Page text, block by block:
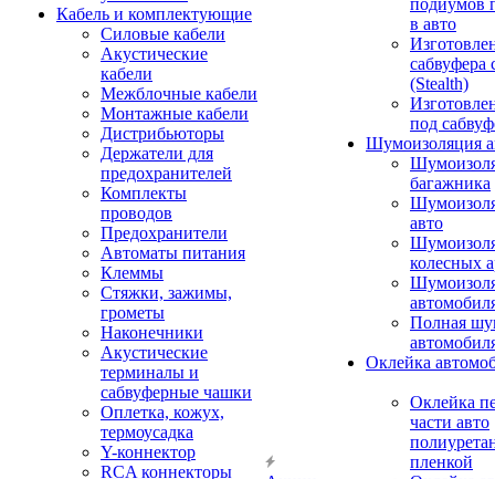
Кабель и комплектующие
Силовые кабели
Акустические
кабели
Межблочные кабели
Монтажные кабели
Дистрибьюторы
Держатели для
предохранителей
Комплекты
проводов
Предохранители
Автоматы питания
Клеммы
Стяжки, зажимы,
грометы
Наконечники
Акустические
терминалы и
сабвуферные чашки
Оплетка, кожух,
термоусадка
Y-коннектор
RCA коннекторы
подиумов
в авто
сабвуфера
(Stealth)
под
Шумоизоляция
багажника
авто
колесных
Полная
Оклейка
Оклейка
части авто
пленкой